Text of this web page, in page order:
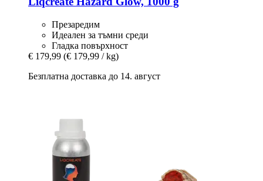
Презаредим
Идеален за тъмни среди
Гладка повърхност
€ 179,99 (€ 179,99 / kg)
Безплатна доставка до 14. август